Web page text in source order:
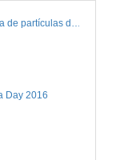
Transición discontinua de partículas de microgel termosensible
Day 2016